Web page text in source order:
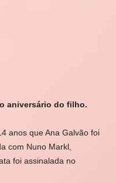
aniversário do filho.
anos que Ana Galvão foi
com Nuno Markl,
foi assinalada no